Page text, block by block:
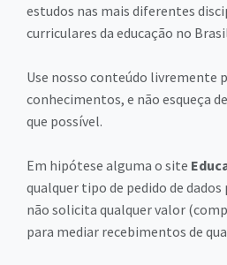
estudos nas mais diferentes
curriculares da educação no
Use nosso conteúdo livremente
conhecimentos, e não esqueça
que possível.
Em hipótese alguma o site
qualquer tipo de pedido de
não solicita qualquer valor
para mediar recebimentos de